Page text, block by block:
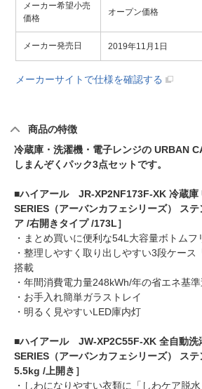
メーカー希望小売
価格
オープン価格
メーカー発売日 2019年11月1日
メーカーサイトで仕様を確認する
商品の特徴
冷蔵庫・洗濯機・電子レンジの URBAN
しまんぞくパック3点セットです。
■ハイアール JR-XP2NF173F-XK 冷蔵庫
SERIES（アーバンカフェシリーズ） ス
ア /右開きタイプ /173L］
・まとめ買いに便利な54L大容量ボトムフ
・整理しやすく取り出しやすい3段ケース
搭載
・年間消費電力量248kWh/年の省エネ基
・お手入れ簡単ガラストレイ
・明るく見やすいLED庫内灯
■ハイアール JW-XP2C55F-XK 全自動洗
SERIES（アーバンカフェシリーズ） ス
5.5kg /上開き］
・しわになりやすい衣類に「しわケア脱